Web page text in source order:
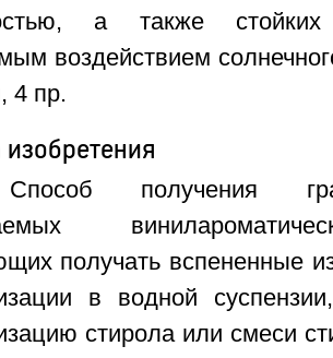
а также
воздействием
4 пр.
получения
получать вспененные
в водной
стирола или смеси